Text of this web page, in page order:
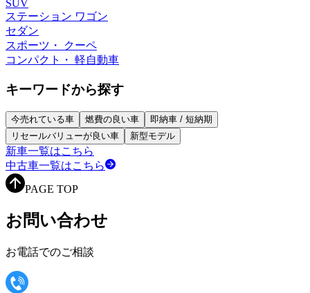
SUV
ステーション ワゴン
セダン
スポーツ・ クーペ
コンパクト・ 軽自動車
キーワードから探す
今売れている車 燃費の良い車
即納車 / 短納期
リセールバリューが良い車
新型モデル
新車一覧はこちら
中古車一覧はこちら
PAGE TOP
お問い合わせ
お電話でのご相談